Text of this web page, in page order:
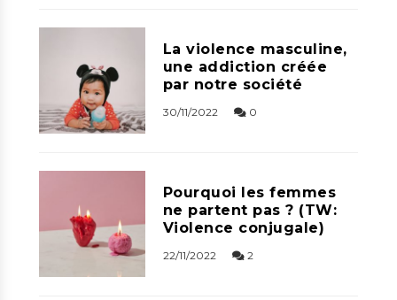
La violence masculine,
une addiction créée
par notre société
30/11/2022 0
Pourquoi les femmes
ne partent pas ? (TW:
Violence conjugale)
22/11/2022 2